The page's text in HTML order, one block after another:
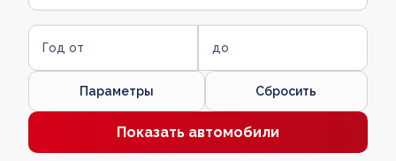
Год от до
Параметры Сбросить
Показать автомобили